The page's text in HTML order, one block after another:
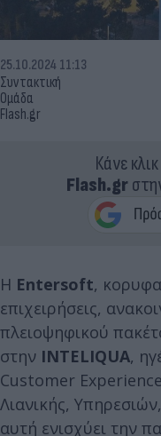
Συντακτική
Ομάδα
Flash.gr
25.10.2024 11:13
Κάνε
Flash.gr
Η Entersoft,
επιχειρήσεις,
πλειοψηφικού
στην INTELIQUA,
Customer
Λιανικής,
αυτή ενισχύει την